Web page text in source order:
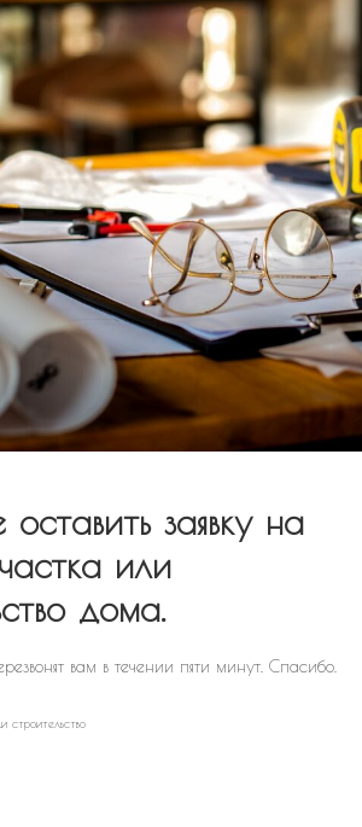
заявку на
или
дома.
вам в течении пяти минут. Спасибо.
строительство